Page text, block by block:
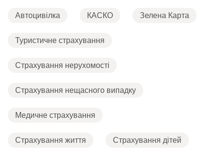
Автоцивілка КАСКО Зелена Карта
Туристичне страхування
Страхування нерухомості
Страхування нещасного випадку
Медичне страхування
Страхування життя Страхування дітей